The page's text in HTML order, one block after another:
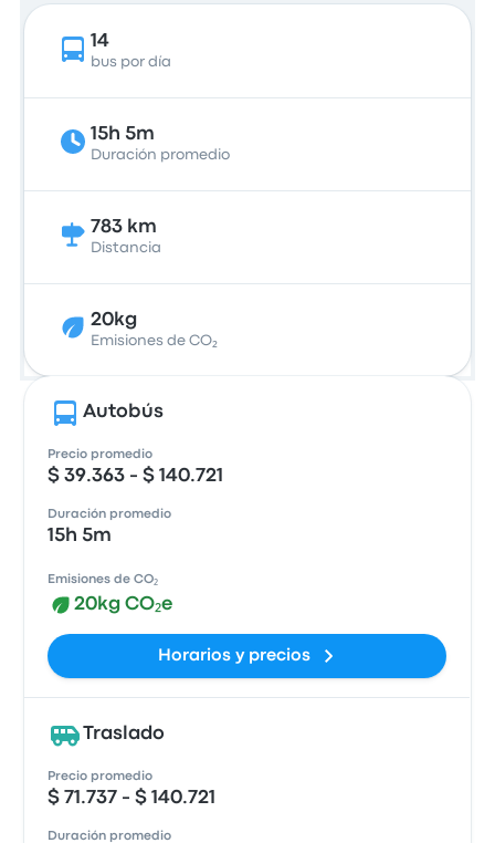
14
bus por día
15h 5m
Duración promedio
783 km
Distancia
20kg
Emisiones de CO₂
Autobús
Precio promedio
$ 39.363 - $ 140.721
Duración promedio
15h 5m
Emisiones de CO₂
20kg CO₂e
Horarios y precios
Traslado
Precio promedio
$ 71.737 - $ 140.721
Duración promedio